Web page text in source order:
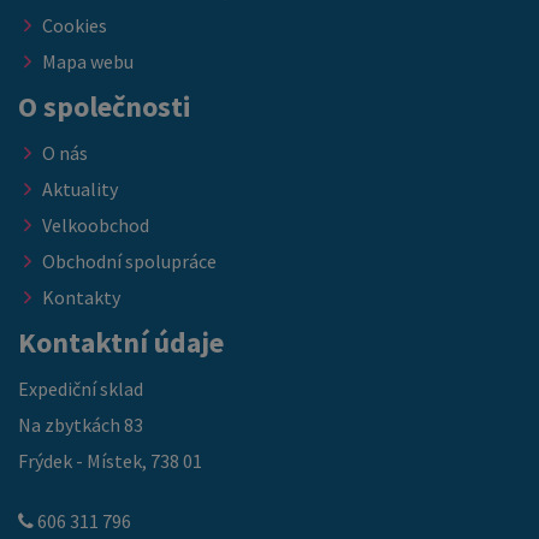
Cookies
Mapa webu
O společnosti
O nás
Aktuality
Velkoobchod
Obchodní spolupráce
Kontakty
Kontaktní údaje
Expediční sklad
Na zbytkách 83
Frýdek - Místek, 738 01
606 311 796